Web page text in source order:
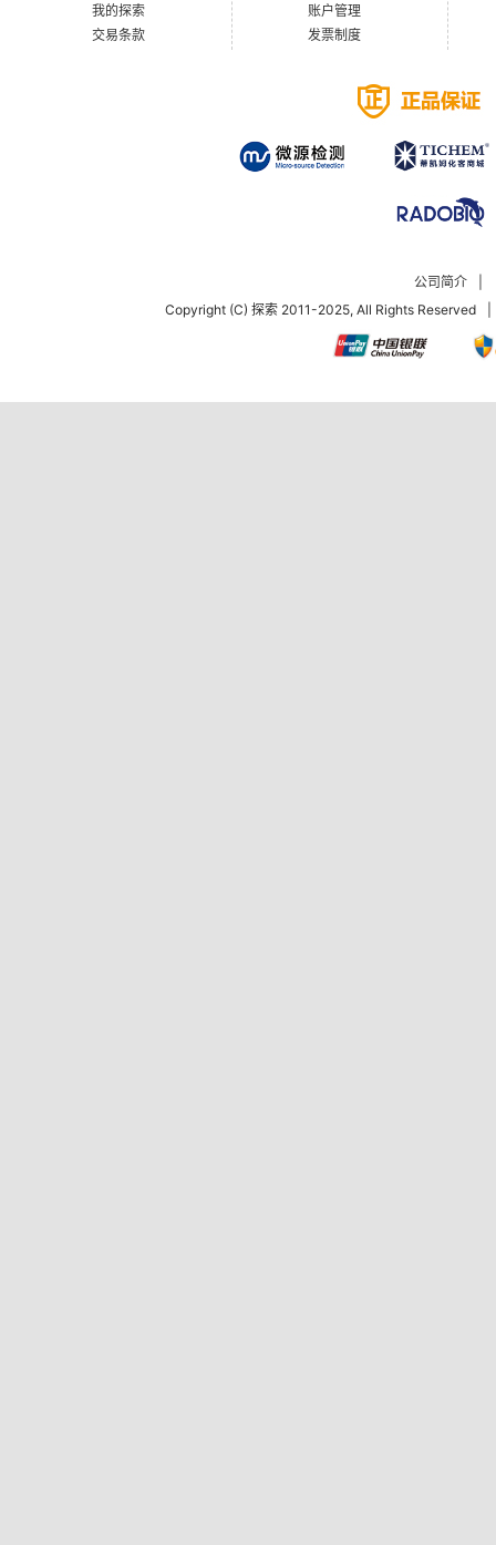
我的探索
交易条款
账户管理
发票制度
公司简介
Copyright (C) 探索 2011-2025, All Rights Reserved